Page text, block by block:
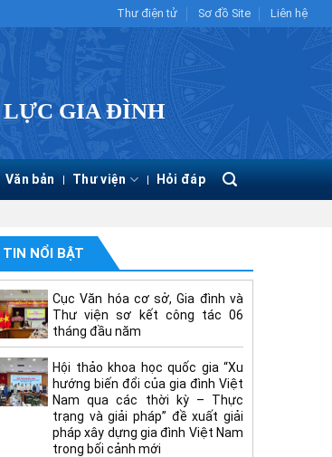
Thư điện tử Sơ đồ Site Liên hệ
LỰC GIA ĐÌNH
Văn bản Thư viện Hỏi đáp
TIN NỔI BẬT
Cục Văn hóa cơ sở, Gia đình và
Thư viện sơ kết công tác 06
tháng đầu năm
Hội thảo khoa học quốc gia “Xu
hướng biến đổi của gia đình Việt
Nam qua các thời kỳ – Thực
trạng và giải pháp” đề xuất giải
pháp xây dựng gia đình Việt Nam
trong bối cảnh mới